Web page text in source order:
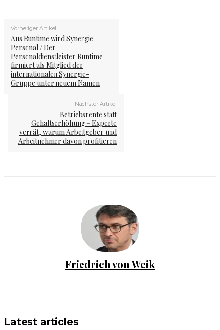
Vorheriger Artikel
Aus Runtime wird Synergie
Personal / Der
Personaldienstleister Runtime
firmiert als Mitglied der
internationalen Synergie-
Gruppe unter neuem Namen
Nächster Artikel
Betriebsrente statt
Gehaltserhöhung – Experte
verrät, warum Arbeitgeber und
Arbeitnehmer davon profitieren
Friedrich von Weik
Latest articles